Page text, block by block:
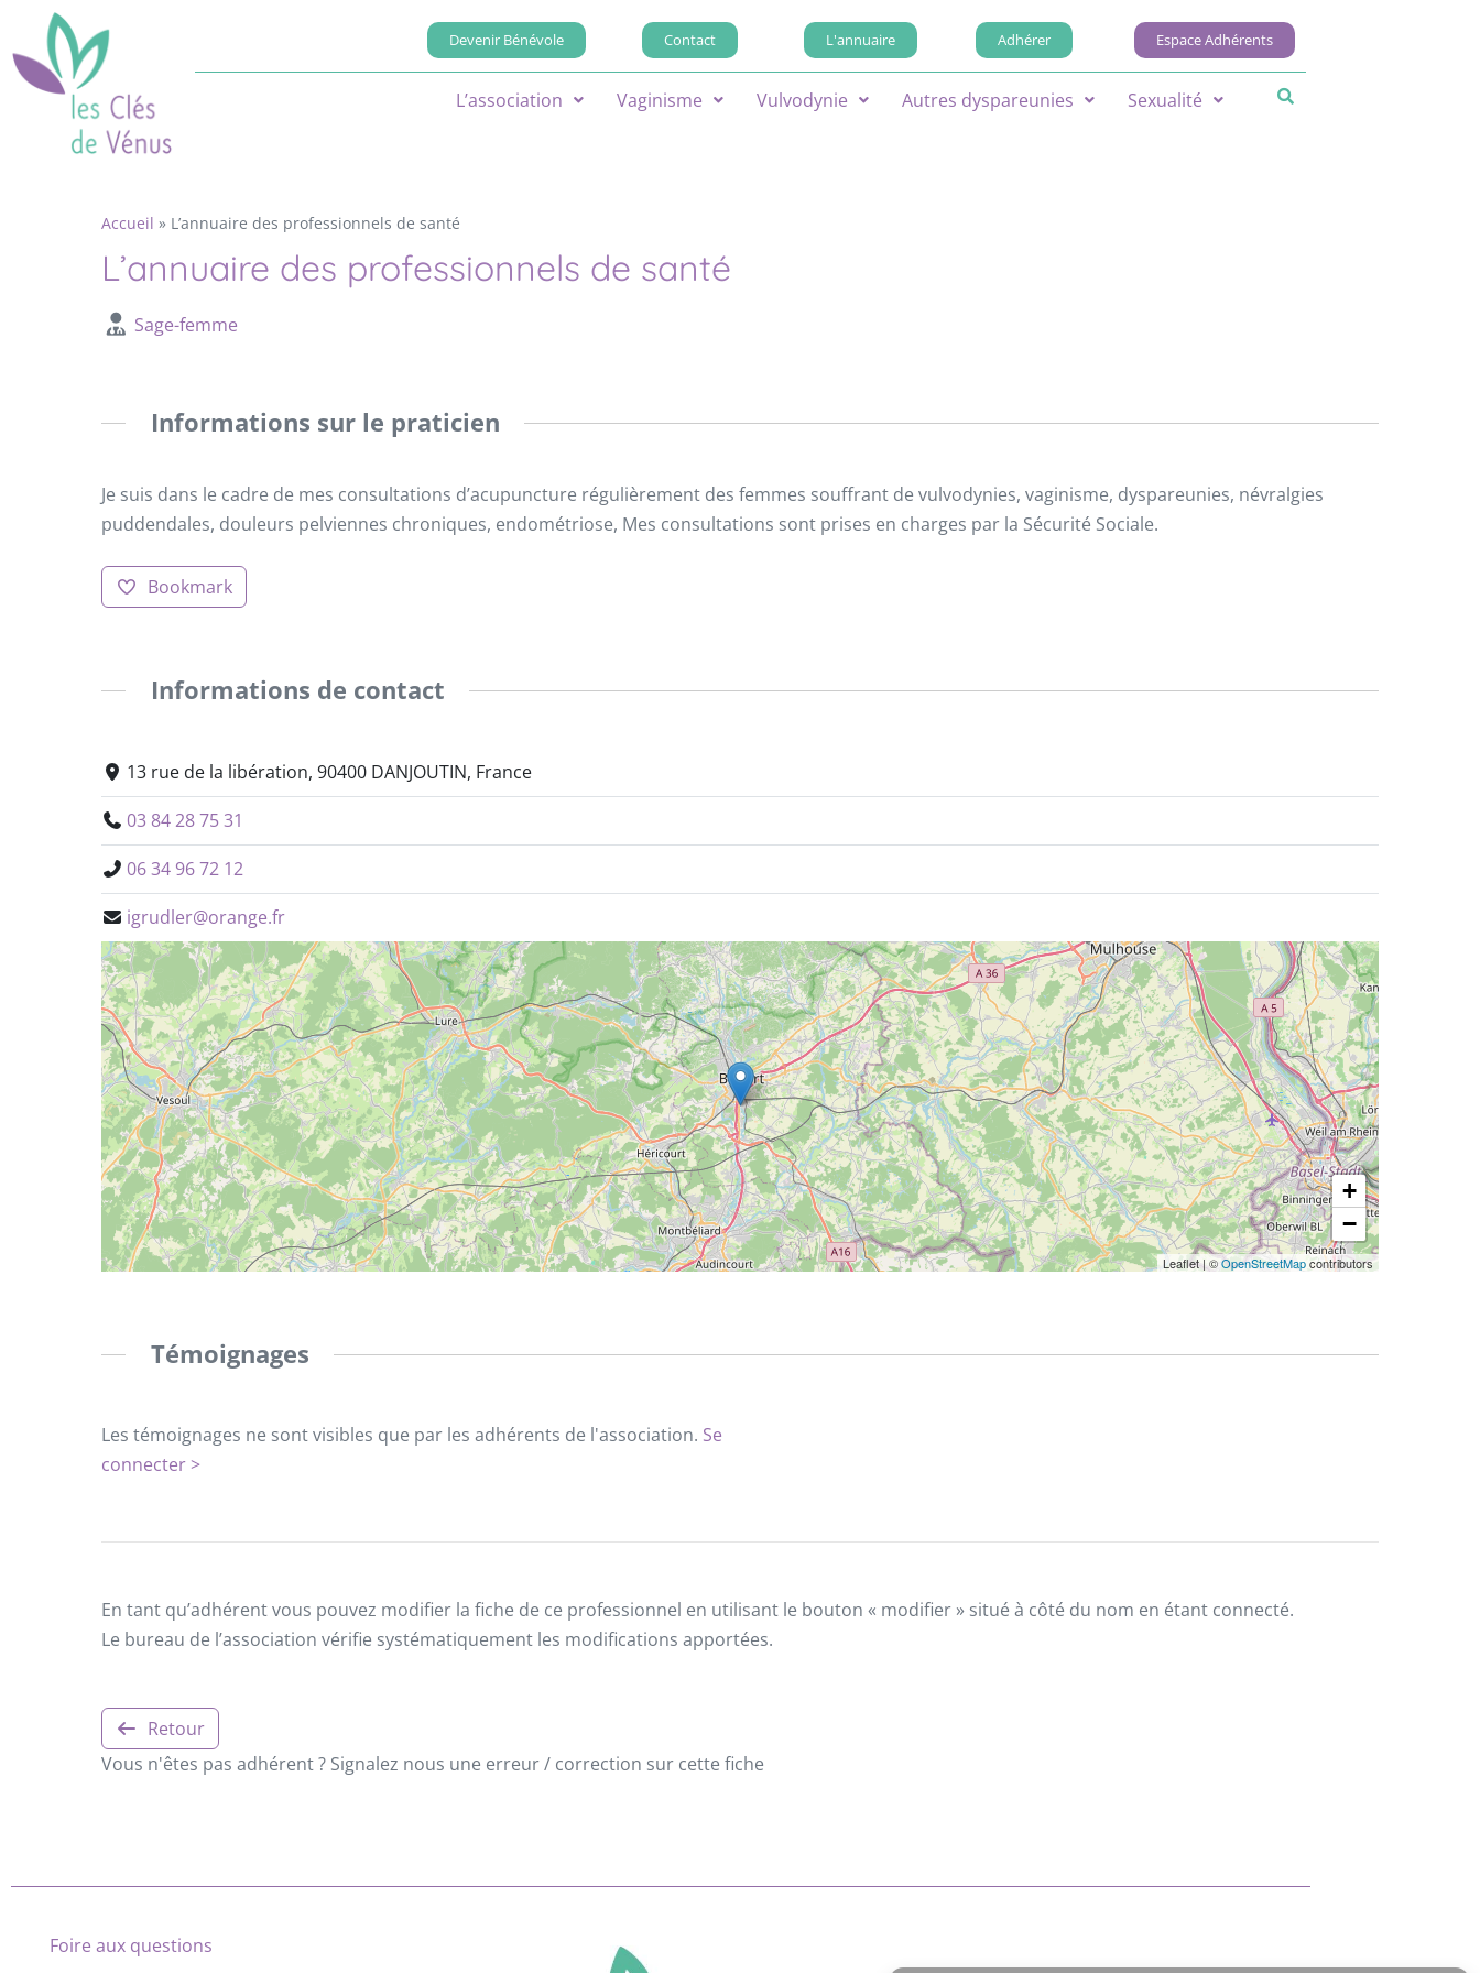
Devenir Bénévole Contact L'annuaire Adhérer Espace Adhérents
L’association Vaginisme Vulvodynie Autres dyspareunies Sexualité
Accueil » L’annuaire des professionnels de santé
L’annuaire des professionnels de santé
Sage-femme
Informations sur le praticien
Je suis dans le cadre de mes consultations d’acupuncture régulièrement des femmes souffrant de vulvodynies, vaginisme, dyspareunies, névralgies
puddendales, douleurs pelviennes chroniques, endométriose, Mes consultations sont prises en charges par la Sécurité Sociale.
Bookmark
Informations de contact
13 rue de la libération, 90400 DANJOUTIN, France
03 84 28 75 31
06 34 96 72 12
igrudler@orange.fr
+
−
Leaflet| ©OpenStreetMapcontributors
Témoignages
Les témoignages ne sont visibles que par les adhérents de l'association. Se
connecter >
En tant qu’adhérent vous pouvez modifier la fiche de ce professionnel en utilisant le bouton « modifier » situé à côté du nom en étant connecté.
Le bureau de l’association vérifie systématiquement les modifications apportées.
Retour
Vous n'êtes pas adhérent ? Signalez nous une erreur / correction sur cette fiche
Foire aux questions